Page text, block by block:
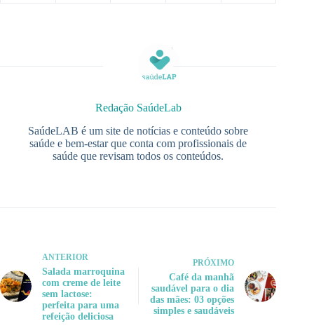
Redação SaúdeLab
SaúdeLAB é um site de notícias e conteúdo sobre
saúde e bem-estar que conta com profissionais de
saúde que revisam todos os conteúdos.
ANTERIOR
Salada marroquina
com creme de leite
sem lactose:
perfeita para uma
refeição deliciosa
PRÓXIMO
Café da manhã
saudável para o dia
das mães: 03 opções
simples e saudáveis